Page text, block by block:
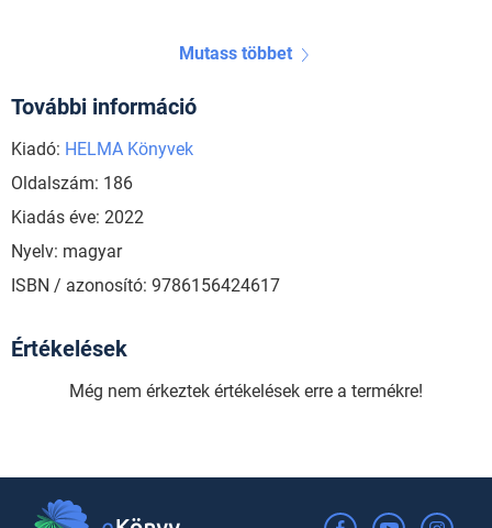
Mutass többet
További információ
Kiadó: HELMA Könyvek
Oldalszám: 186
Kiadás éve: 2022
Nyelv: magyar
ISBN / azonosító: 9786156424617
Értékelések
Még nem érkeztek értékelések erre a termékre!